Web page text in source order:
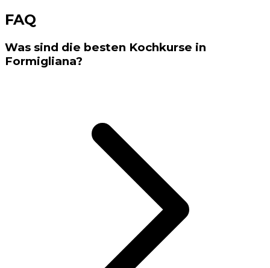
FAQ
Was sind die besten Kochkurse in
Formigliana?